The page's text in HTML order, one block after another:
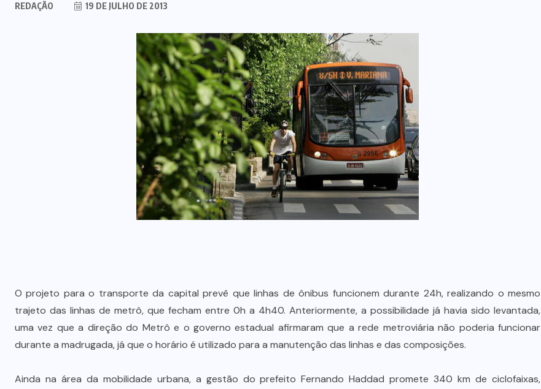
REDAÇÃO 19 DE JULHO DE 2013
O projeto para o transporte da capital prevê que linhas de ônibus funcionem durante 24h, realizando o mesmo
trajeto das linhas de metrô, que fecham entre 0h a 4h40. Anteriormente, a possibilidade já havia sido levantada,
uma vez que a direção do Metrô e o governo estadual afirmaram que a rede metroviária não poderia funcionar
durante a madrugada, já que o horário é utilizado para a manutenção das linhas e das composições.
Ainda na área da mobilidade urbana, a gestão do prefeito Fernando Haddad promete 340 km de ciclofaixas,